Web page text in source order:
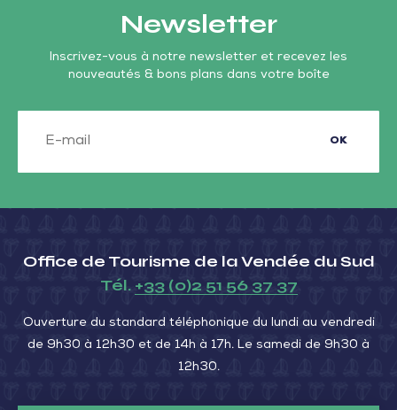
Newsletter
Inscrivez-vous à notre newsletter et recevez les
nouveautés & bons plans dans votre boîte
OK
Office de Tourisme de la Vendée du Sud
Tél. +33 (0)2 51 56 37 37
Ouverture du standard téléphonique du lundi au vendredi
de 9h30 à 12h30 et de 14h à 17h. Le samedi de 9h30 à
12h30.